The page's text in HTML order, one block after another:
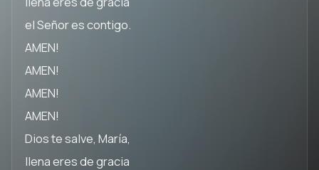
el Señor es contigo.
AMEN!
AMEN!
AMEN!
AMEN!
Dios te salve, María,
llena eres de gracia